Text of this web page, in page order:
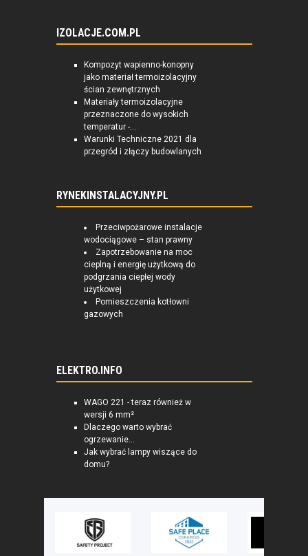
IZOLACJE.COM.PL
Kompozyt wapienno-konopny
jako materiał termoizolacyjny
ścian zewnętrznych
Materiały termoizolacyjne
przeznaczone do wysokich
temperatur -...
Warunki Techniczne 2021 dla
przegród i złączy budowlanych
RYNEKINSTALACYJNY.PL
Przeciwpożarowe instalacje
wodociągowe – stan prawny
Zapotrzebowanie na moc
cieplną i energię użytkową do
podgrzania ciepłej wody
użytkowej
Pomieszczenia kotłowni
gazowych
ELEKTRO.INFO
WAGO 221 - teraz również w
wersji 6 mm²
Dlaczego warto wybrać
ogrzewanie...
Jak wybrać lampy wiszące do
domu?